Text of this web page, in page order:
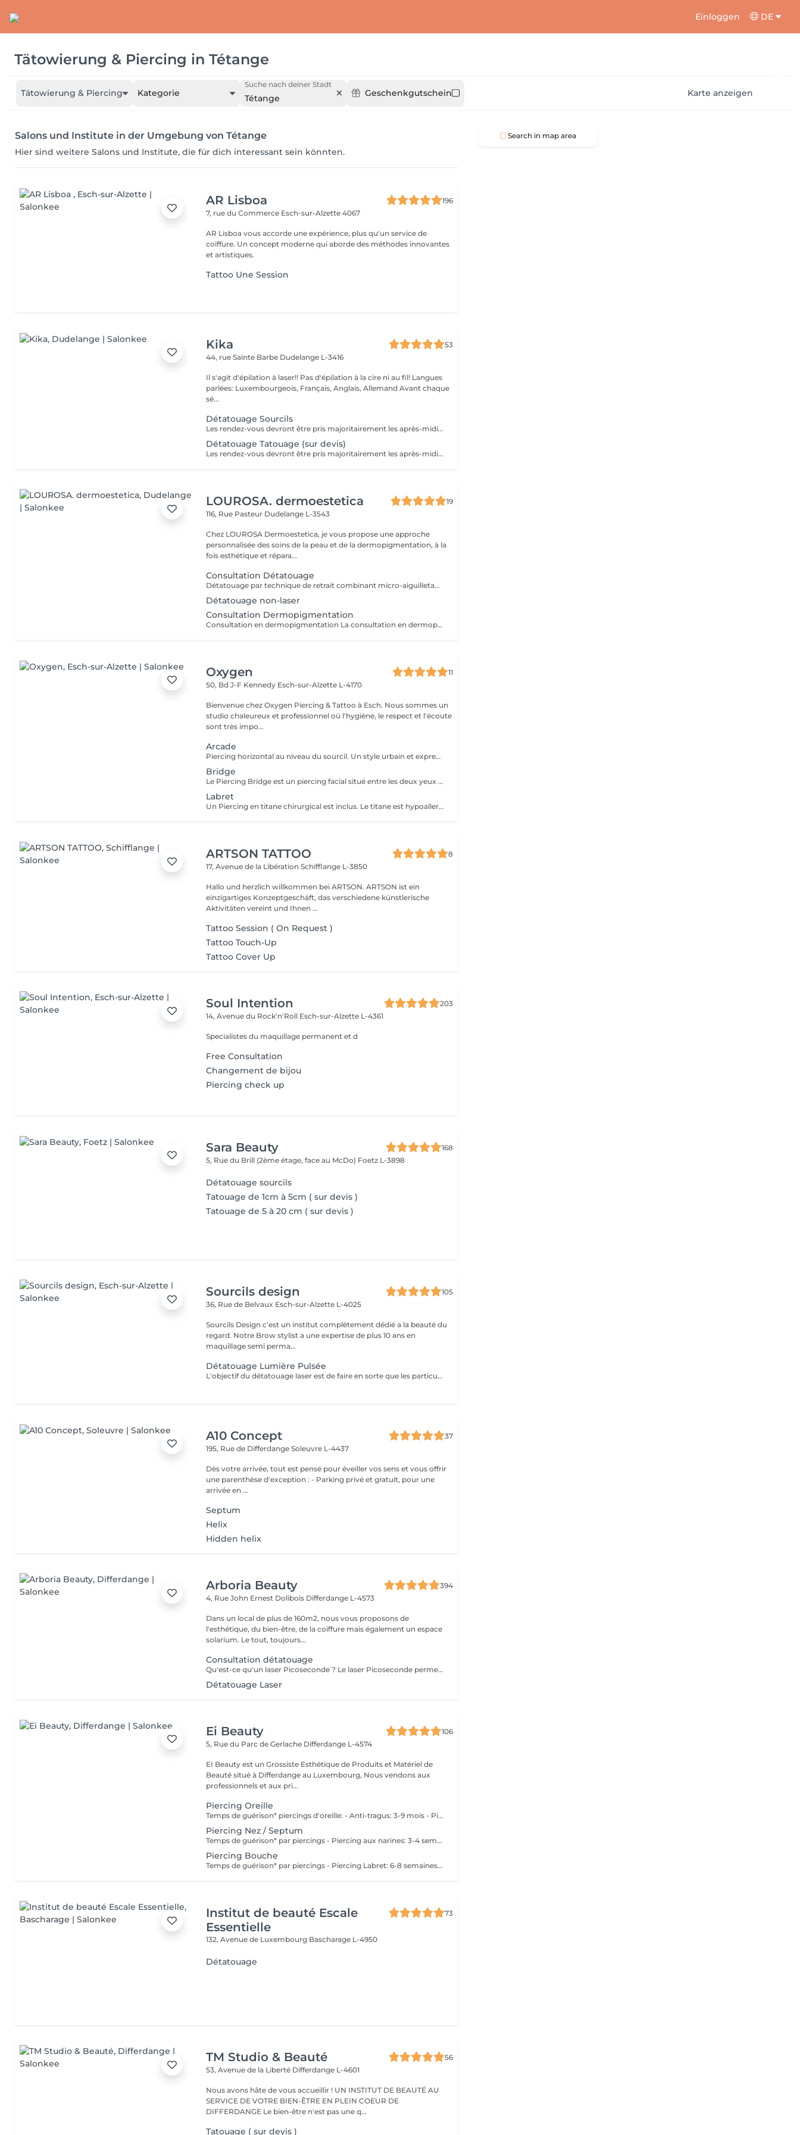
Einloggen DE
Tätowierung & Piercing in Tétange
Tätowierung & Piercing Kategorie
Suche nach deiner Stadt
Tétange Geschenkgutschein Karte anzeigen
Salons und Institute in der Umgebung von Tétange
Hier sind weitere Salons und Institute, die für dich interessant sein könnten.
AR Lisboa
196
7, rue du Commerce Esch-sur-Alzette 4067
AR Lisboa vous accorde une expérience, plus qu'un service de
coiffure. Un concept moderne qui aborde des méthodes innovantes
et artistiques.
Tattoo Une Session
Kika
53
44, rue Sainte Barbe Dudelange L-3416
Il s'agit d'épilation à laser!! Pas d'épilation à la cire ni au fil! Langues
parlées: Luxembourgeois, Français, Anglais, Allemand Avant chaque
sé...
Détatouage Sourcils
Les rendez-vous devront être pris majoritairement les après-midis. Les rendez-vous se feront donc par appel téléphonique ou sms Merci
Détatouage Tatouage (sur devis)
Les rendez-vous devront être pris majoritairement les après-midis. Les rendez-vous se feront donc par appel téléphonique ou sms Merci
LOUROSA. dermoestetica
19
116, Rue Pasteur Dudelange L-3543
Chez LOUROSA Dermoestetica, je vous propose une approche
personnalisée des soins de la peau et de la dermopigmentation, à la
fois esthétique et répara...
Consultation Détatouage
Détatouage par technique de retrait combinant micro-aiguilletage et solution spécifique, adaptée aux pigments difficiles à traiter au laser . La consultation est requise.
Détatouage non-laser
Consultation Dermopigmentation
Consultation en dermopigmentation La consultation en dermopigmentation est une étape essentielle avant toute prestation de traitement correctif ou reconstructeur. Elle permet de comprendre vos besoins, d'analyser la peau et de définir un protocole entièrement personnalisé en fonction de la zone à traiter, de votre carnation, de votre morphologie et du résultat souhaité. Ce rendez-vous comprend un échange approfondi sur vos attentes, une analyse précise de la zone concernée ainsi que des conseils professionnels sur la technique et l'approche les plus adaptées à votre situation. C'est également un moment privilégié pour répondre à toutes vos questions et s'assurer de l'absence de contre-indications. Le montant de la consultation est déduit du tarif de la prestation si celle-ci est réalisée dans les 2 mois suivant la consultation. Cette étape est indispensable afin de garantir un traitement sécurisé, cohérent et parfaitement adapté à votre peau et à votre objectif esthétique ou réparateur.
Oxygen
11
50, Bd J-F Kennedy Esch-sur-Alzette L-4170
Bienvenue chez Oxygen Piercing & Tattoo à Esch. Nous sommes un
studio chaleureux et professionnel où l'hygiène, le respect et l'écoute
sont très impo...
Arcade
Piercing horizontal au niveau du sourcil. Un style urbain et expressif, réalisé avec un bijou courbé en titane. Pose précise adaptée à ta morphologie. Si tu souhaites te faire percer mais que tu as peur des aiguilles ou que tu souffres d'anxiété (stress, blocage), nous te demandons de bien vouloir réserver le service intitulé: <<NOM DU PIERCING (Phobie des aiguilles)>> Ce service ne côute pas plus cher. Il est simplement prévu pour des raisons d'organisation, afin que tout le monde soit à l'aise et bien accueilli(e).
Bridge
Le Piercing Bridge est un piercing facial situé entre les deux yeux à la racine du nez. Un Piercing en titane chirurgical est inclus. Le titane est hypoallergénique, léger et idéal pour les premières phases de cicatrisation. Si tu souhaites te faire percer mais que tu as peur des aiguilles ou que tu souffres d'anxiété (stress, blocage), nous te demandons de bien vouloir réserver le service intitulé: <<NOM DU PIERCING (Phobie des aiguilles)>> Ce service ne côute pas plus cher. Il est simplement prévu pour des raisons d'organisation, afin que tout le monde soit à l'aise et bien accueilli(e).
Labret
Un Piercing en titane chirurgical est inclus. Le titane est hypoallergénique, léger et idéal pour les premières phases de cicatrisation. Si tu souhaite te faire percer mais que tu as peur des aiguilles ou que tu souffres d'anxiété (stress, blocage), nous te demandons de bien vouloir réserver le service intitulé: <<NOM DU PIERCING (Phobie des aiguilles)>> Ce service ne côute pas plus cher. Il est simplement prévu pour des raisons d'organisation, afin que tout le monde soit à l'aise et bien accueilli(e).
ARTSON TATTOO
8
17, Avenue de la LibérationSchifflange L-3850
Hallo und herzlich willkommen bei ARTSON. ARTSON ist ein
einzigartiges Konzeptgeschäft, das verschiedene künstlerische
Aktivitäten vereint und Ihnen ...
Tattoo Session ( On Request )
Tattoo Touch-Up
Tattoo Cover Up
Soul Intention
203
14, Avenue du Rock'n'Roll Esch-sur-Alzette L-4361
Specialistes du maquillage permanent et d
Free Consultation
Changement de bijou
Piercing check up
Sara Beauty
168
5, Rue du Brill (2ème étage, face au McDo) Foetz L-3898
Détatouage sourcils
Tatouage de 1cm à 5cm ( sur devis )
Tatouage de 5 à 20 cm ( sur devis )
Sourcils design
105
36, Rue de Belvaux Esch-sur-Alzette L-4025
Sourcils Design c'est un institut complètement dédié a la beauté du
regard. Notre Brow stylist a une expertise de plus 10 ans en
maquillage semi perma...
Détatouage Lumière Pulsée
L'objectif du détatouage laser est de faire en sorte que les particules d'encre soient digérables par l'organisme. Ainsi le faisceau d'énergie du laser vise le pigment et permet de le faire éclater. Il va ensuite être éliminé par les globules blancs. La quantité de séances dépendra du type d'encre, de la peau et de la technique utilisée par le professionnel qui a réalisé votre tatouage des sourcils. seulement un mois apres la première séance la praticienne pourra déterminer le numéro de séances nécessaires, dans. certaines cas une seule séance suffit comme dans certains outres nous pouvons besoin de trois ou plus. Les poils peuvent temporairement devenir blancs "en raison de l'élimination des pigments" explique l'experte. Cette décoloration est courante et temporaire (en quelques jours seulement, les sourcils retrouvent leur couleur d'origine).
A10 Concept
37
195, Rue de DifferdangeSoleuvre L-4437
Dès votre arrivée, tout est pensé pour éveiller vos sens et vous offrir
une parenthèse d'exception : - Parking privé et gratuit, pour une
arrivée en ...
Septum
Helix
Hidden helix
Arboria Beauty
394
4, Rue John Ernest Dolibois Differdange L-4573
Dans un local de plus de 160m2, nous vous proposons de
l'esthétique, du bien-être, de la coiffure mais également un espace
solarium. Le tout, toujours...
Consultation détatouage
Qu'est-ce qu'un laser Picoseconde ? Le laser Picoseconde permet de délivrer une impulsion lumineuse de l'ordre de 300 picoseconde. Cette brièveté d'impulsion induit une onde de choc capable de fragmenter les pigments du tatouage. Le détatouage était jusqu'à présent réalisé avec des lasers dits «Q Switched» avec une durée d'impulsion de l'ordre de la nanoseconde, beaucoup moins efficace. - Efficace sur les tatouages noirs et de couleurs - Traitement corps, visage et maquillage permanant. - Le détatouage par laser ne laisse pas de cicatrices après le traitement ; - Les séances sont espacées de 30 à 40 jours (au lieu de 2 mois ou plus avec un laser «Q Switched») ; Il est impossible de prédire avec précision le nombre de séances nécessaires. En effet, tout dépend des facteurs sur lesquels nous n'avons aucune information avant de commencer le traitement (qualité et profondeur de l'encre, présence ou non de métaux dans les pigments)
Détatouage Laser
Ei Beauty
106
5, Rue du Parc de Gerlache Differdange L-4574
EI Beauty est un Grossiste Esthétique de Produits et Matériel de
Beauté situé à Differdange au Luxembourg, Nous vendons aux
professionnels et aux pri...
Piercing Oreille
Temps de guérison* piercings d'oreille: - Anti-tragus: 3-9 mois - Piercing de conque: 3-9 mois - Daithpiercing: 3-9 mois - Piercing helix: 3-9 mois - Perçage de fumée: 3-9 mois - Piercing douillet: 3-9 mois - Piercing Tragus: 3-9 mois - Piercing du lobe de l'oreille: 4-8 semaines *Notez également qu'il est indispensable de réaliser les soins quotidiennement pour que la cicatrisation se fasse dans les meilleures conditions. *La guérison est différente d'une personne à l'autre **Si vous êtes mineur, l'autorisation parentale est obligatoire. Industriel Piercing - Sous réserve d'évaluation
Piercing Nez / Septum
Temps de guérison* par piercings - Piercing aux narines: 3-4 semaines - Piercing septum: 4-8 semaines *Notez également qu'il est indispensable de réaliser les soins quotidiennement pour que la cicatrisation se fasse dans les meilleures conditions. *La guérison est différente d'une personne à l'autre **Si vous êtes mineur, l'autorisation parentale est obligatoire.
Piercing Bouche
Temps de guérison* par piercings - Piercing Labret: 6-8 semaines - Piercing des lèvres / côté: 6-8 semaines - Piercing de la lèvre supérieure: 2-3 mois - Piercing de la langue: 4-8 semaines *Notez également qu'il est indispensable de réaliser les soins quotidiennement pour que la cicatrisation se fasse dans les meilleures conditions. *La guérison est différente d'une personne à l'autre **Si vous êtes mineur, l'autorisation parentale est obligatoire.
Institut de beauté Escale
Essentielle
73
132, Avenue de Luxembourg Bascharage L-4950
Détatouage
TM Studio & Beauté
56
53, Avenue de la Liberté Differdange L-4601
Nous avons hâte de vous accueillir ! UN INSTITUT DE BEAUTÉ AU
SERVICE DE VOTRE BIEN-ÊTRE EN PLEIN COEUR DE
DIFFERDANGE Le bien-être n'est pas une q...
Tatouage ( sur devis )
Search in map area